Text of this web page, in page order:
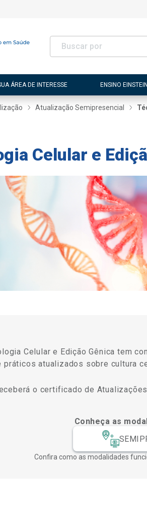
ÁREA DE INTERESSE ENSINO EINSTEIN
Atualização Semipresencial
Celular e
Celular e Edição Gênica tem
atualizados sobre cultura
o certificado de
Conheça as
Confira como as modalidades